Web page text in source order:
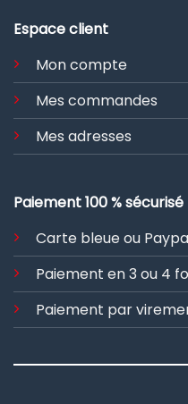
Espace client
Mon compte
Mes commandes
Mes adresses
Paiement 100 % sécurisé
Carte bleue ou
Paiement en 3 ou 4
Paiement par